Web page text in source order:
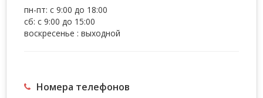
пн-пт: с 9:00 до 18:00
сб: с 9:00 до 15:00
воскресенье : выходной
Номера телефонов